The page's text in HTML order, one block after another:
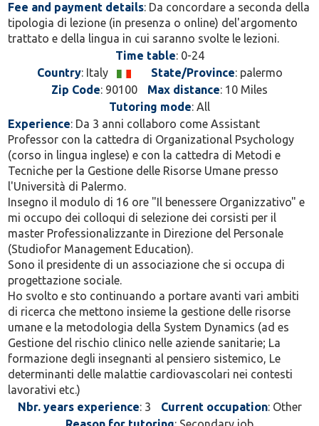
Fee and payment details: Da concordare a seconda della
tipologia di lezione (in presenza o online) del'argomento
trattato e della lingua in cui saranno svolte le lezioni.
Time table: 0-24
Country: Italy State/Province: palermo
Zip Code: 90100 Max distance: 10 Miles
Tutoring mode: All
Experience: Da 3 anni collaboro come Assistant
Professor con la cattedra di Organizational Psychology
(corso in lingua inglese) e con la cattedra di Metodi e
Tecniche per la Gestione delle Risorse Umane presso
l'Università di Palermo.
Insegno il modulo di 16 ore "Il benessere Organizzativo" e
mi occupo dei colloqui di selezione dei corsisti per il
master Professionalizzante in Direzione del Personale
(Studiofor Management Education).
Sono il presidente di un associazione che si occupa di
progettazione sociale.
Ho svolto e sto continuando a portare avanti vari ambiti
di ricerca che mettono insieme la gestione delle risorse
umane e la metodologia della System Dynamics (ad es
Gestione del rischio clinico nelle aziende sanitarie; La
formazione degli insegnanti al pensiero sistemico, Le
determinanti delle malattie cardiovascolari nei contesti
lavorativi etc.)
Nbr. years experience: 3 Current occupation: Other